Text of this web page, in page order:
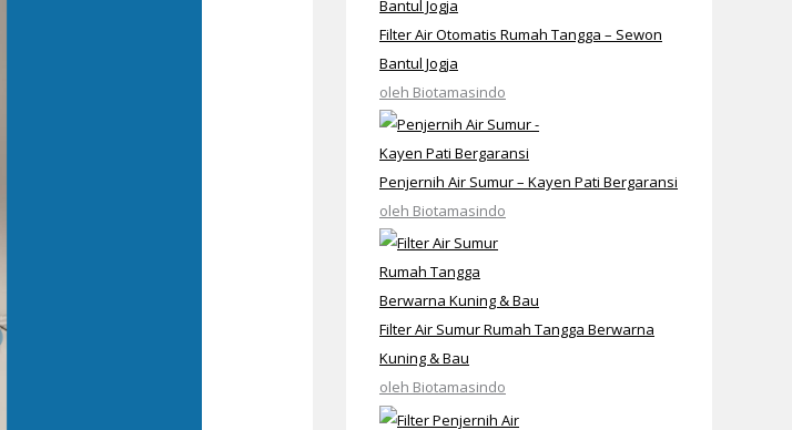
Filter Air Otomatis Rumah Tangga – Sewon
Bantul Jogja
oleh Biotamasindo
Penjernih Air Sumur – Kayen Pati Bergaransi
oleh Biotamasindo
Filter Air Sumur Rumah Tangga Berwarna
Kuning & Bau
oleh Biotamasindo